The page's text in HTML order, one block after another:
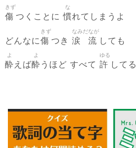
傷
きず
つくことに慣
な
れてしまうよ
どんなに傷
きず
つき 涙
なみだ
流
なが
しても
酔
よ
えば酔
よ
うほど すべて 許
ゆる
してる